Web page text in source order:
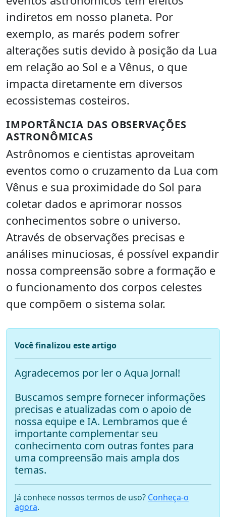
indiretos em nosso planeta. Por
exemplo, as marés podem sofrer
alterações sutis devido à posição da Lua
em relação ao Sol e a Vênus, o que
impacta diretamente em diversos
ecossistemas costeiros.
IMPORTÂNCIA DAS OBSERVAÇÕES
ASTRONÔMICAS
Astrônomos e cientistas aproveitam
eventos como o cruzamento da Lua com
Vênus e sua proximidade do Sol para
coletar dados e aprimorar nossos
conhecimentos sobre o universo.
Através de observações precisas e
análises minuciosas, é possível expandir
nossa compreensão sobre a formação e
o funcionamento dos corpos celestes
que compõem o sistema solar.
Você finalizou este artigo
Agradecemos por ler o Aqua Jornal!
Buscamos sempre fornecer informações
precisas e atualizadas com o apoio de
nossa equipe e IA. Lembramos que é
importante complementar seu
conhecimento com outras fontes para
uma compreensão mais ampla dos
temas.
Já conhece nossos termos de uso? Conheça-o
agora.